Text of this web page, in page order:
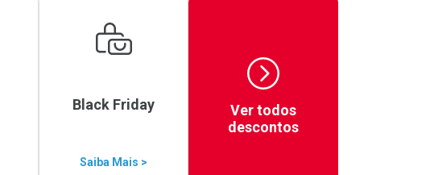
Black Friday
Saiba Mais >
Ver todos
descontos